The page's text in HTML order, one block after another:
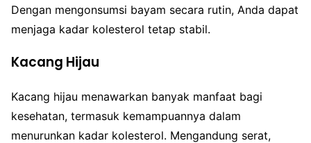
Dengan mengonsumsi bayam secara rutin, Anda dapat
menjaga kadar kolesterol tetap stabil.
Kacang Hijau
Kacang hijau menawarkan banyak manfaat bagi
kesehatan, termasuk kemampuannya dalam
menurunkan kadar kolesterol. Mengandung serat,